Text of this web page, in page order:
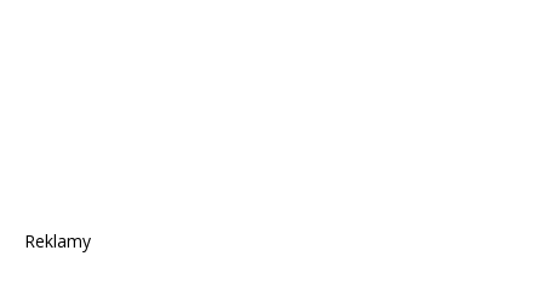
Reklamy